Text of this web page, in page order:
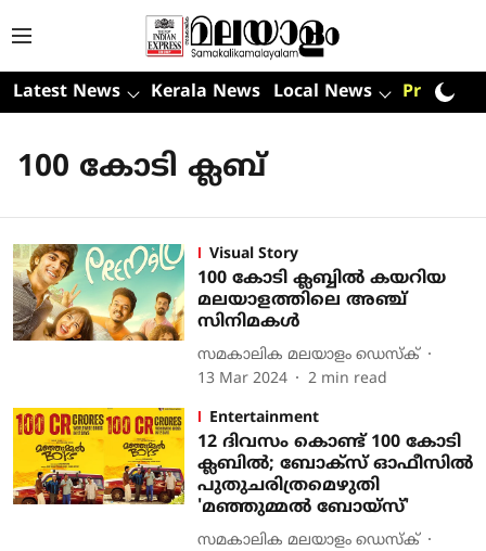
Latest News Kerala News Local News Premium
100 കോടി ക്ലബ്
Visual Story
100 കോടി ക്ലബ്ബിൽ കയറിയ
മലയാളത്തിലെ അഞ്ച്
സിനിമകൾ
സമകാലിക മലയാളം ഡെസ്ക്
13 Mar 2024
2 min read
Entertainment
12 ദിവസം കൊണ്ട് 100 കോടി
ക്ലബില്‍; ബോക്‌സ് ഓഫീസില്‍
പുതുചരിത്രമെഴുതി
'മഞ്ഞുമ്മല്‍ ബോയ്‌സ്'
സമകാലിക മലയാളം ഡെസ്ക്